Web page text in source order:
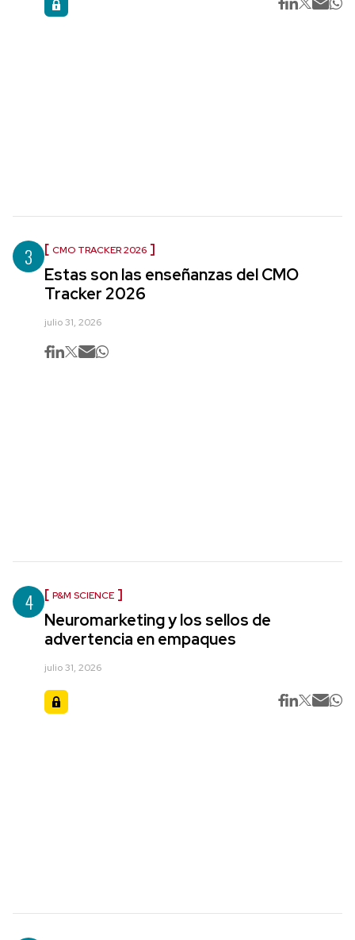
3 CMO TRACKER 2026
Estas son las enseñanzas del CMO
Tracker 2026
julio 31, 2026
4 P&M SCIENCE
Neuromarketing y los sellos de
advertencia en empaques
julio 31, 2026